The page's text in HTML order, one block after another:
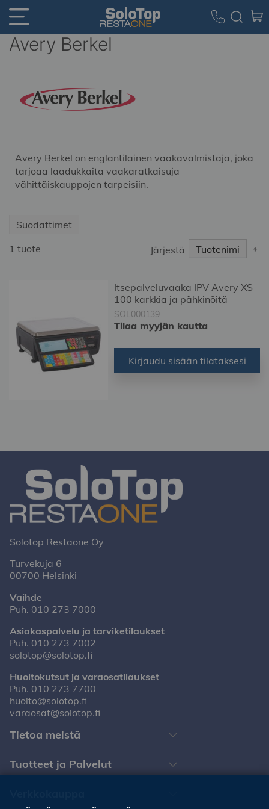
Avery Berkel
Avery Berkel on englantilainen vaakavalmistaja, joka
tarjoaa laadukkaita vaakaratkaisuja
vähittäiskauppojen tarpeisiin.
1 tuote Järjestä
Itsepalveluvaaka IPV Avery XS
100 karkkia ja pähkinöitä
SOL000139
Tilaa myyjän kautta
Kirjaudu sisään tilataksesi
Suodattimet
Solotop Restaone Oy
Turvekuja 6
00700 Helsinki
Vaihde
Puh. 010 273 7000
Asiakaspalvelu ja tarviketilaukset
Puh. 010 273 7002
solotop@solotop.fi
Huoltokutsut ja varaosatilaukset
Puh. 010 273 7700
huolto@solotop.fi
varaosat@solotop.fi
Tietoa meistä
Tuotteet ja Palvelut